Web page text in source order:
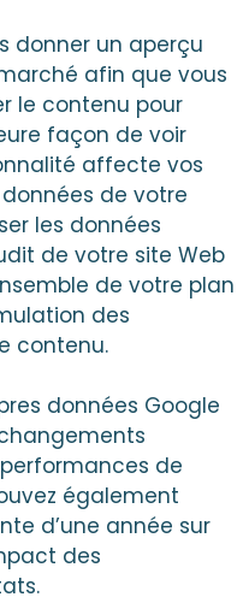
donner un aperçu
afin que vous
le contenu pour
façon de voir
affecte vos
de votre
les données
de votre site Web
de votre plan
des
contenu.
données Google
de
également
d’une année sur
des